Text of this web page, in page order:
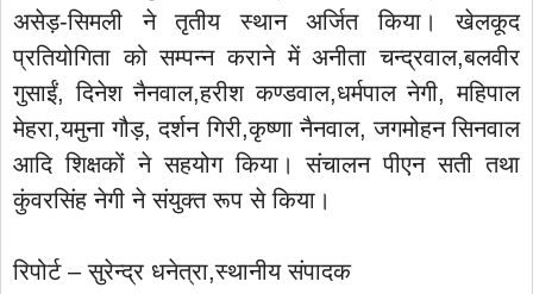
असेड़-सिमली ने तृतीय स्थान अर्जित किया। खेलकूद
प्रतियोगिता को सम्पन्न कराने में अनीता चन्द्रवाल,बलवीर
गुसाईं, दिनेश नैनवाल,हरीश कण्डवाल,धर्मपाल नेगी, महिपाल
मेहरा,यमुना गौड़, दर्शन गिरी,कृष्णा नैनवाल, जगमोहन सिनवाल
आदि शिक्षकों ने सहयोग किया। संचालन पीएन सती तथा
कुंवरसिंह नेगी ने संयुक्त रूप से किया।
रिपोर्ट – सुरेन्द्र धनेत्रा,स्थानीय संपादक